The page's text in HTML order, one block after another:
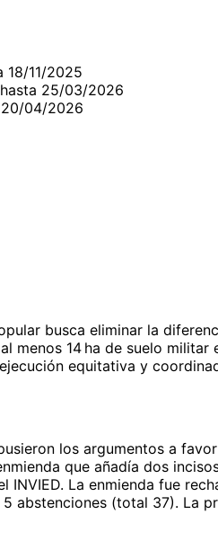
18/11/2025
25/03/2026
04/2026
busca eliminar la
menos 14 ha de suelo
equitativa y
los argumentos a favor
que añadía dos
La enmienda fue
abstenciones (total 37). La